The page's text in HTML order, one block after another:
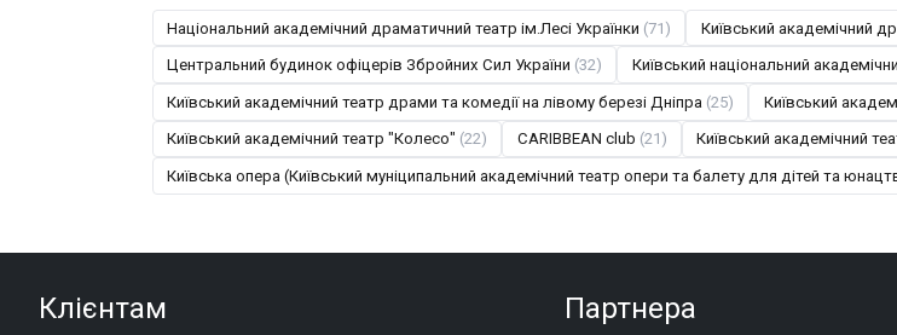
Національний академічний драматичний театр ім.Лесі Українки (71) Київський академічний
Центральний будинок офіцерів Збройних Сил України (32) Київський національний
Київський академічний театр драми та комедії на лівому березі Дніпра (25) Київський
Київський академічний театр "Колесо" (22) CARIBBEAN club (21) Київський академічний
Київська опера (Київський муніципальний академічний театр опери та балету для дітей та
Клієнтам Партнера